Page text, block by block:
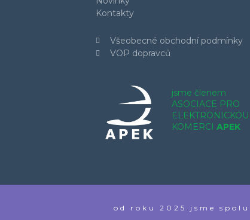
Kontakty
Všeobecné obchodní podmínky
VOP dopravců
jsme členem
ASOCIACE PRO
ELEKTRONICKOU
KOMERCIAPEK
od roku 2025 jsme spolu